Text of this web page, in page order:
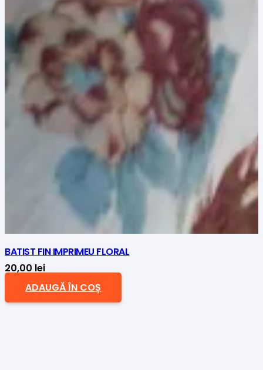
BATIST FIN IMPRIMEU FLORAL
20,00 lei
ADAUGĂ ÎN COȘ